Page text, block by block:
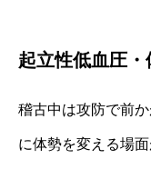
起立性低血圧
稽古中は攻防で前
に体勢を変える場